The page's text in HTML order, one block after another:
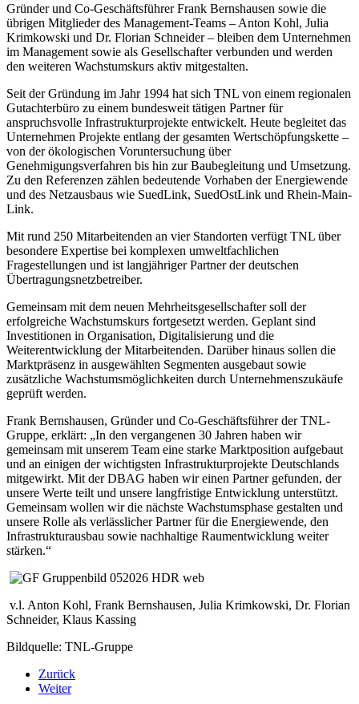
Gründer und Co-Geschäftsführer Frank Bernshausen sowie die
übrigen Mitglieder des Management-Teams – Anton Kohl, Julia
Krimkowski und Dr. Florian Schneider – bleiben dem Unternehmen
im Management sowie als Gesellschafter verbunden und werden
den weiteren Wachstumskurs aktiv mitgestalten.
Seit der Gründung im Jahr 1994 hat sich TNL von einem regionalen
Gutachterbüro zu einem bundesweit tätigen Partner für
anspruchsvolle Infrastrukturprojekte entwickelt. Heute begleitet das
Unternehmen Projekte entlang der gesamten Wertschöpfungskette –
von der ökologischen Voruntersuchung über
Genehmigungsverfahren bis hin zur Baubegleitung und Umsetzung.
Zu den Referenzen zählen bedeutende Vorhaben der Energiewende
und des Netzausbaus wie SuedLink, SuedOstLink und Rhein-Main-
Link.
Mit rund 250 Mitarbeitenden an vier Standorten verfügt TNL über
besondere Expertise bei komplexen umweltfachlichen
Fragestellungen und ist langjähriger Partner der deutschen
Übertragungsnetzbetreiber.
Gemeinsam mit dem neuen Mehrheitsgesellschafter soll der
erfolgreiche Wachstumskurs fortgesetzt werden. Geplant sind
Investitionen in Organisation, Digitalisierung und die
Weiterentwicklung der Mitarbeitenden. Darüber hinaus sollen die
Marktpräsenz in ausgewählten Segmenten ausgebaut sowie
zusätzliche Wachstumsmöglichkeiten durch Unternehmenszukäufe
geprüft werden.
Frank Bernshausen, Gründer und Co-Geschäftsführer der TNL-
Gruppe, erklärt: „In den vergangenen 30 Jahren haben wir
gemeinsam mit unserem Team eine starke Marktposition aufgebaut
und an einigen der wichtigsten Infrastrukturprojekte Deutschlands
mitgewirkt. Mit der DBAG haben wir einen Partner gefunden, der
unsere Werte teilt und unsere langfristige Entwicklung unterstützt.
Gemeinsam wollen wir die nächste Wachstumsphase gestalten und
unsere Rolle als verlässlicher Partner für die Energiewende, den
Infrastrukturausbau sowie nachhaltige Raumentwicklung weiter
stärken.“
v.l. Anton Kohl, Frank Bernshausen, Julia Krimkowski, Dr. Florian
Schneider, Klaus Kassing
Bildquelle: TNL-Gruppe
Zurück
Weiter